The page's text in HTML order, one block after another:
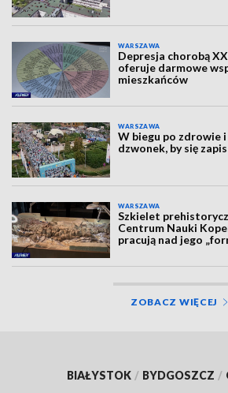
WARSZAWA
Depresja chorobą
oferuje darmowe
mieszkańców
WARSZAWA
W biegu po zdrowie
dzwonek, by się
WARSZAWA
Szkielet
Centrum Nauki
pracują nad jego
ZOBACZ WIĘCEJ
BIAŁYSTOK / BYDGOSZCZ /